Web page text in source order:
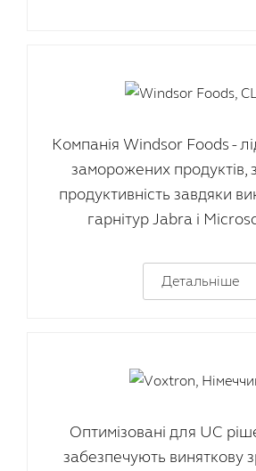
Компанія Windsor Foods -
заморожених продуктів,
продуктивність завдяки
гарнітур Jabra і
Детальніше
Оптимізовані для UC
забезпечують виняткову